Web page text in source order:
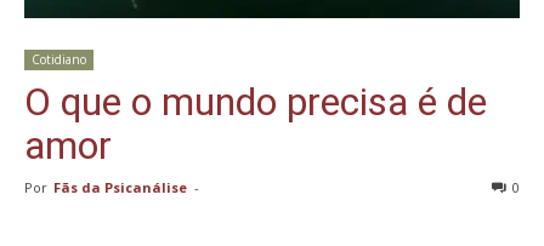
Cotidiano
O que o mundo precisa é de
amor
Por Fãs da Psicanálise - 0